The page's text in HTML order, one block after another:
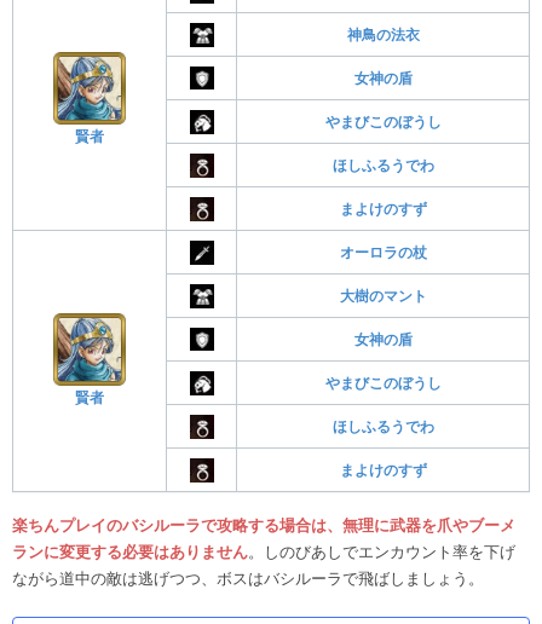
賢者
神鳥の法衣
女神の盾
やまびこのぼうし
ほしふるうでわ
まよけのすず
賢者
オーロラの杖
大樹のマント
女神の盾
やまびこのぼうし
ほしふるうでわ
まよけのすず
楽ちんプレイのバシルーラで攻略する場合は、無理に武器を爪やブーメ
ランに変更する必要はありません。しのびあしでエンカウント率を下げ
ながら道中の敵は逃げつつ、ボスはバシルーラで飛ばしましょう。